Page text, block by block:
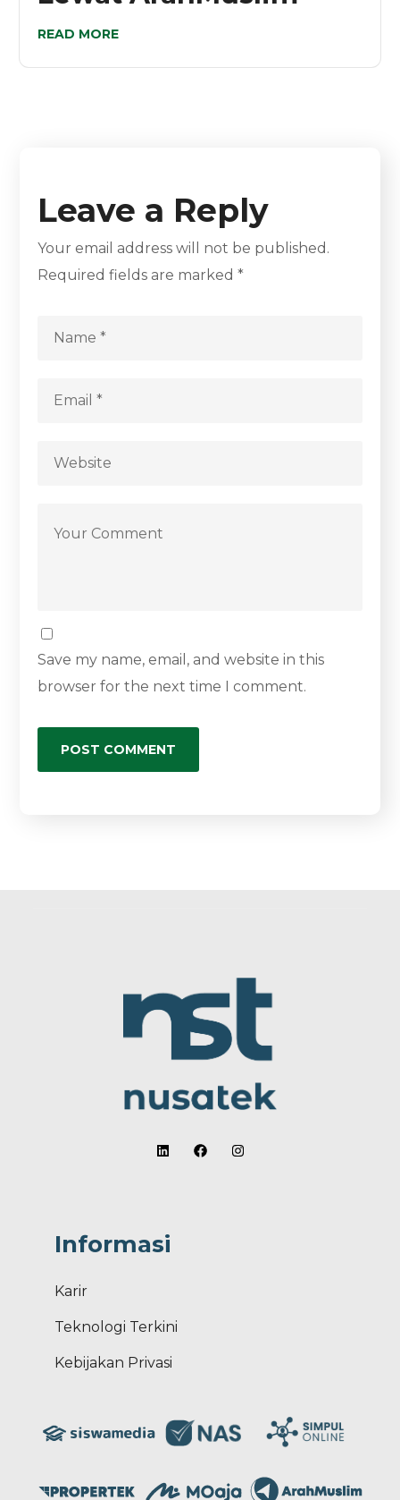
READ MORE
Leave a Reply
Your email address will not be published.
Required fields are marked*
Save my name, email, and website in this
browser for the next time I comment.
Informasi
Karir
Teknologi Terkini
Kebijakan Privasi